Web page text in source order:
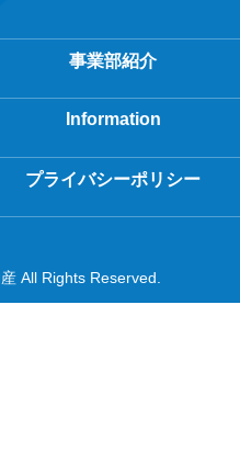
事業部紹介
Information
プライバシーポリシー
All Rights Reserved.